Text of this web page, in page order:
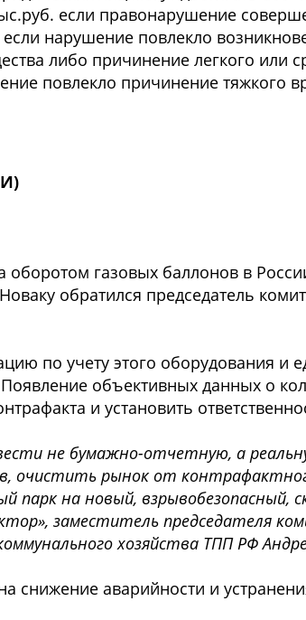
если правонарушение
нарушение повлекло
либо причинение легкого или
повлекло причинение тяжкого
оборотом газовых баллонов в
обратился председатель
по учету этого оборудования и
объективных данных о
и установить
не бумажно-отчетную, а
очистить рынок от
на новый, взрывобезопасный,
заместитель председателя
хозяйства ТПП РФ
снижение аварийности и